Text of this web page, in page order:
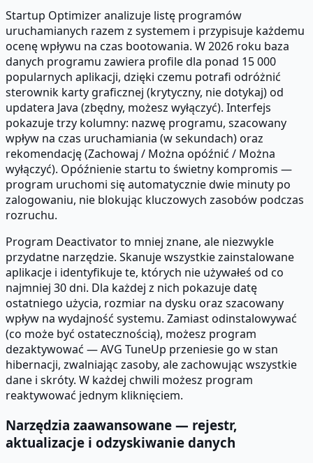
Startup Optimizer analizuje listę programów
uruchamianych razem z systemem i przypisuje każdemu
ocenę wpływu na czas bootowania. W 2026 roku baza
danych programu zawiera profile dla ponad 15 000
popularnych aplikacji, dzięki czemu potrafi odróżnić
sterownik karty graficznej (krytyczny, nie dotykaj) od
updatera Java (zbędny, możesz wyłączyć). Interfejs
pokazuje trzy kolumny: nazwę programu, szacowany
wpływ na czas uruchamiania (w sekundach) oraz
rekomendację (Zachowaj / Można opóźnić / Można
wyłączyć). Opóźnienie startu to świetny kompromis —
program uruchomi się automatycznie dwie minuty po
zalogowaniu, nie blokując kluczowych zasobów podczas
rozruchu.
Program Deactivator to mniej znane, ale niezwykle
przydatne narzędzie. Skanuje wszystkie zainstalowane
aplikacje i identyfikuje te, których nie używałeś od co
najmniej 30 dni. Dla każdej z nich pokazuje datę
ostatniego użycia, rozmiar na dysku oraz szacowany
wpływ na wydajność systemu. Zamiast odinstalowywać
(co może być ostatecznością), możesz program
dezaktywować — AVG TuneUp przeniesie go w stan
hibernacji, zwalniając zasoby, ale zachowując wszystkie
dane i skróty. W każdej chwili możesz program
reaktywować jednym kliknięciem.
Narzędzia zaawansowane — rejestr,
aktualizacje i odzyskiwanie danych